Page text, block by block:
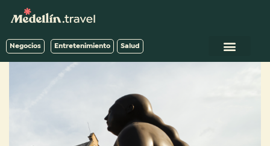
Negocios Entretenimiento Salud